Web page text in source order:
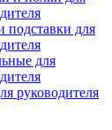
для
для
руководителя